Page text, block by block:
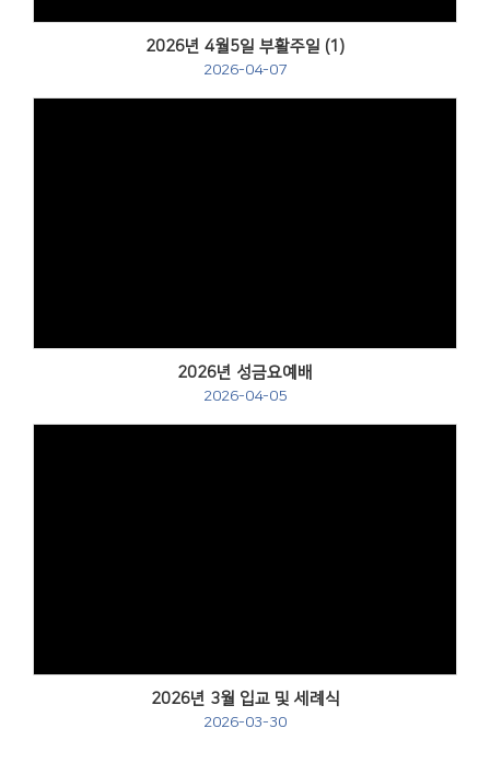
2026년 4월5일 부활주일 (1)
2026-04-07
2026년 성금요예배
2026-04-05
2026년 3월 입교 및 세례식
2026-03-30